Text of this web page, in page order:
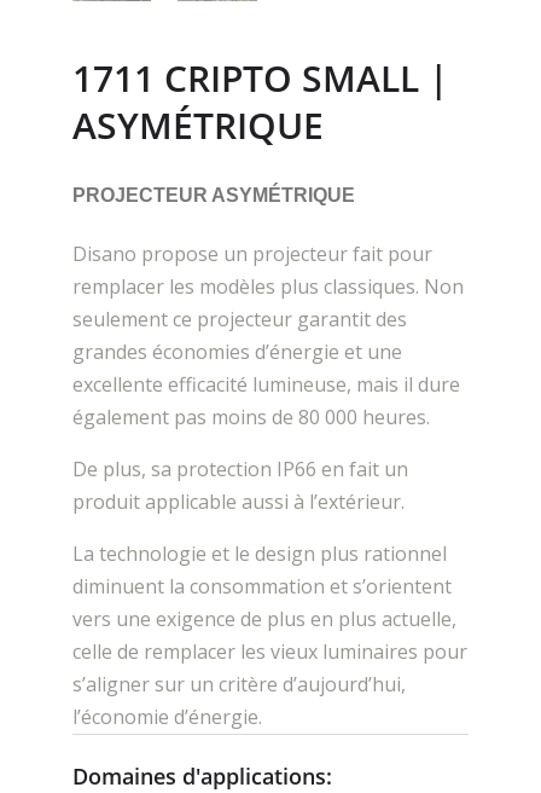
1711 CRIPTO SMALL |
ASYMÉTRIQUE
PROJECTEUR ASYMÉTRIQUE
Disano propose un projecteur fait pour
remplacer les modèles plus classiques. Non
seulement ce projecteur garantit des
grandes économies d’énergie et une
excellente efficacité lumineuse, mais il dure
également pas moins de 80 000 heures.
De plus, sa protection IP66 en fait un
produit applicable aussi à l’extérieur.
La technologie et le design plus rationnel
diminuent la consommation et s’orientent
vers une exigence de plus en plus actuelle,
celle de remplacer les vieux luminaires pour
s’aligner sur un critère d’aujourd’hui,
l’économie d’énergie.
Domaines d'applications: